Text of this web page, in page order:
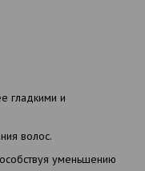
гладкими и
волос.
уменьшению